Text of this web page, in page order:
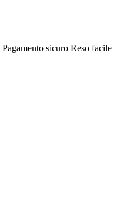
Pagamento sicuro Reso facile